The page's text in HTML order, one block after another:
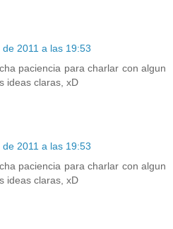
2011 a las 19:53
paciencia para charlar con algun
ideas claras, xD
2011 a las 19:53
paciencia para charlar con algun
ideas claras, xD